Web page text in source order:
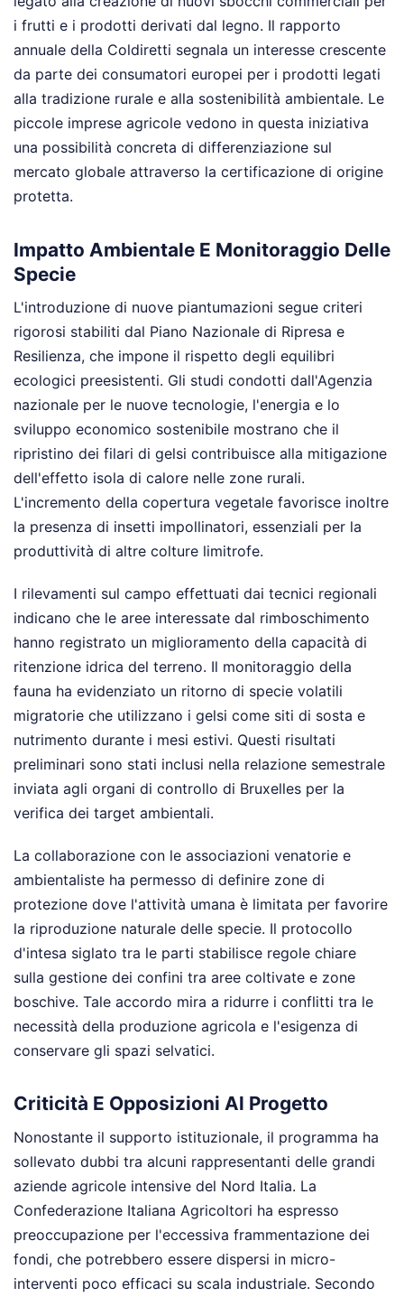
i frutti e i prodotti derivati dal legno. Il rapporto
annuale della Coldiretti segnala un interesse crescente
da parte dei consumatori europei per i prodotti legati
alla tradizione rurale e alla sostenibilità ambientale. Le
piccole imprese agricole vedono in questa iniziativa
una possibilità concreta di differenziazione sul
mercato globale attraverso la certificazione di origine
protetta.
Impatto Ambientale E Monitoraggio Delle
Specie
L'introduzione di nuove piantumazioni segue criteri
rigorosi stabiliti dal Piano Nazionale di Ripresa e
Resilienza, che impone il rispetto degli equilibri
ecologici preesistenti. Gli studi condotti dall'Agenzia
nazionale per le nuove tecnologie, l'energia e lo
sviluppo economico sostenibile mostrano che il
ripristino dei filari di gelsi contribuisce alla mitigazione
dell'effetto isola di calore nelle zone rurali.
L'incremento della copertura vegetale favorisce inoltre
la presenza di insetti impollinatori, essenziali per la
produttività di altre colture limitrofe.
I rilevamenti sul campo effettuati dai tecnici regionali
indicano che le aree interessate dal rimboschimento
hanno registrato un miglioramento della capacità di
ritenzione idrica del terreno. Il monitoraggio della
fauna ha evidenziato un ritorno di specie volatili
migratorie che utilizzano i gelsi come siti di sosta e
nutrimento durante i mesi estivi. Questi risultati
preliminari sono stati inclusi nella relazione semestrale
inviata agli organi di controllo di Bruxelles per la
verifica dei target ambientali.
La collaborazione con le associazioni venatorie e
ambientaliste ha permesso di definire zone di
protezione dove l'attività umana è limitata per favorire
la riproduzione naturale delle specie. Il protocollo
d'intesa siglato tra le parti stabilisce regole chiare
sulla gestione dei confini tra aree coltivate e zone
boschive. Tale accordo mira a ridurre i conflitti tra le
necessità della produzione agricola e l'esigenza di
conservare gli spazi selvatici.
Criticità E Opposizioni Al Progetto
Nonostante il supporto istituzionale, il programma ha
sollevato dubbi tra alcuni rappresentanti delle grandi
aziende agricole intensive del Nord Italia. La
Confederazione Italiana Agricoltori ha espresso
preoccupazione per l'eccessiva frammentazione dei
fondi, che potrebbero essere dispersi in micro-
interventi poco efficaci su scala industriale. Secondo